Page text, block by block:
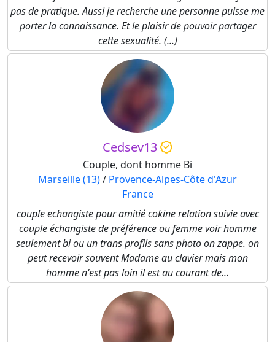
pas de pratique. Aussi je recherche une personne puisse me
porter la connaissance. Et le plaisir de pouvoir partager
cette sexualité. (...)
Cedsev13
Couple, dont homme Bi
Marseille (13)/ Provence-Alpes-Côte d'Azur
France
couple echangiste pour amitié cokine relation suivie avec
couple échangiste de préférence ou femme voir homme
seulement bi ou un trans profils sans photo on zappe. on
peut recevoir souvent Madame au clavier mais mon
homme n'est pas loin il est au courant de...